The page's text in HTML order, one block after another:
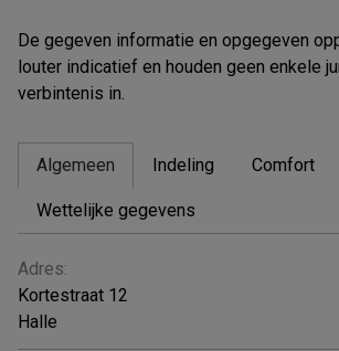
De gegeven informatie en opgegeven
louter indicatief en houden geen enkele
verbintenis in.
Algemeen Indeling Comfort
Wettelijke gegevens
ALGEMEEN
Adres:
Kortestraat 12
Halle